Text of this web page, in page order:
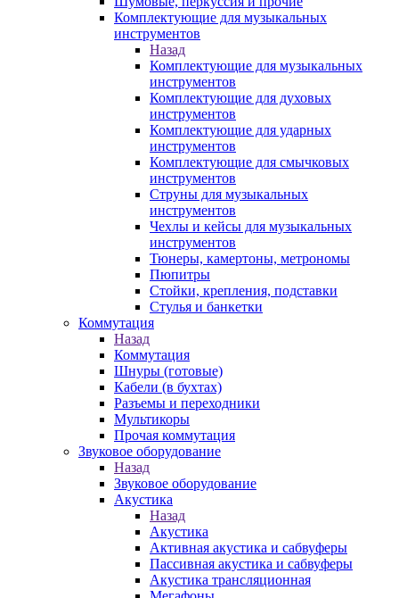
Комплектующие для музыкальных
инструментов
Назад
Комплектующие для музыкальных
инструментов
Комплектующие для духовых
инструментов
Комплектующие для ударных
инструментов
Комплектующие для смычковых
инструментов
Струны для музыкальных
инструментов
Чехлы и кейсы для музыкальных
инструментов
Тюнеры, камертоны, метрономы
Пюпитры
Стойки, крепления, подставки
Стулья и банкетки
Коммутация
Назад
Коммутация
Шнуры (готовые)
Кабели (в бухтах)
Разъемы и переходники
Мультикоры
Прочая коммутация
Звуковое оборудование
Назад
Звуковое оборудование
Акустика
Назад
Акустика
Активная акустика и сабвуферы
Пассивная акустика и сабвуферы
Акустика трансляционная